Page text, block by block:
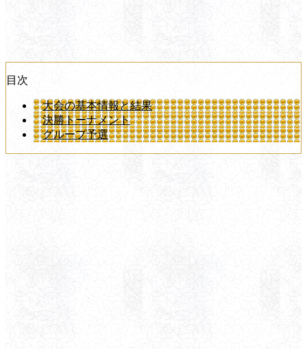
目次
大会の基本情報と結果
決勝トーナメント
グループ予選